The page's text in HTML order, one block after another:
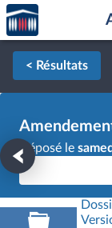
Aller au contenu
Aller en bas de la
Accèder
à la
page
d'accueil
< Résultats
Déposé le